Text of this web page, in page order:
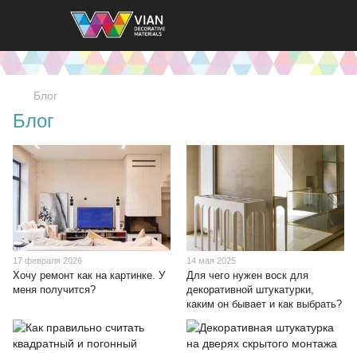
Блог
Блог
17 февраля 2026
Хочу ремонт как на картинке. У
меня получится?
14 мая 2025
Для чего нужен воск для
декоративной штукатурки,
каким он бывает и как выбрать?